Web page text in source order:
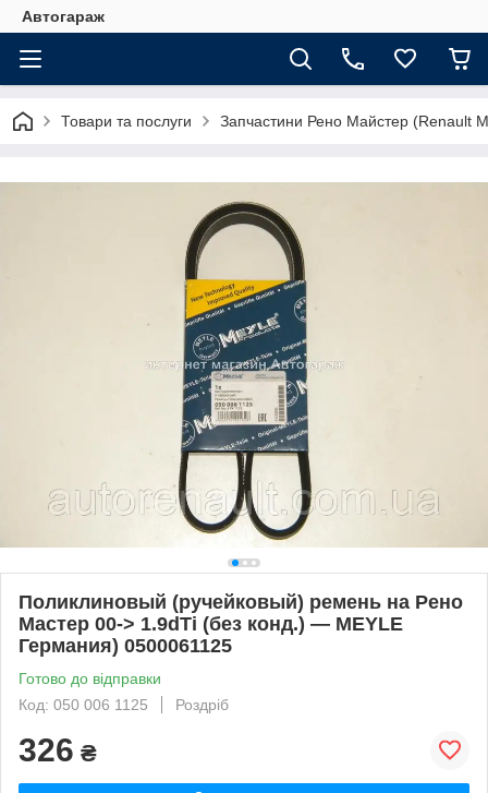
Автогараж
Товари та послуги Запчастини Рено Майстер (Renault
Поликлиновый (ручейковый) ремень на Рено
Мастер 00-> 1.9dТi (без конд.) — MEYLE
Германия) 0500061125
Готово до відправки
Код: 050 006 1125
Роздріб
326 ₴